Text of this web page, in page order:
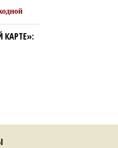
КАРТЕ»: